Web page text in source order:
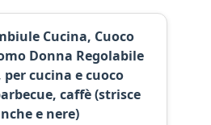
Cucina, Cuoco
Donna Regolabile
per cucina e cuoco
caffè (strisce
e nere)